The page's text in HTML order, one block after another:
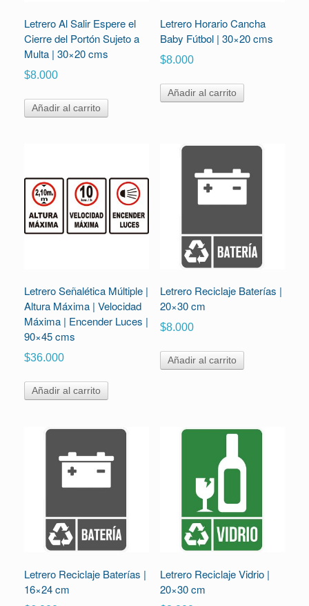
Letrero Al Salir Espere el
Cierre del Portón Sujeto a
Multa | 30×20 cms
$8.000
Añadir al carrito
Letrero Horario Cancha
Baby Fútbol | 30×20 cms
$8.000
Añadir al carrito
Letrero Señalética Múltiple |
Altura Máxima | Velocidad
Máxima | Encender Luces |
90×45 cms
$36.000
Añadir al carrito
Letrero Reciclaje Baterías |
20×30 cm
$8.000
Añadir al carrito
Letrero Reciclaje Baterías |
16×24 cm
Letrero Reciclaje Vidrio |
20×30 cm